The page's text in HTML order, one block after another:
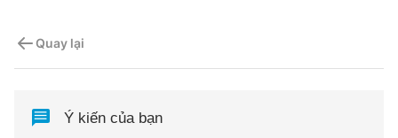
Quay lại
Ý kiến của bạn